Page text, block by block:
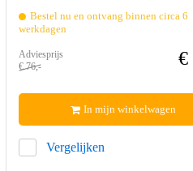
Bestel nu en ontvang binnen circa 6
werkdagen
Adviesprijs
€ 76,-
€
Vergelijken
In mijn winkelwagen